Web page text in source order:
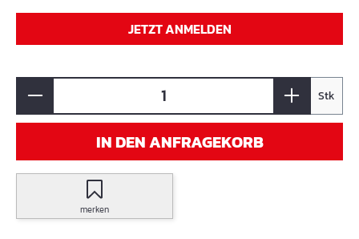
JETZT ANMELDEN
Stk
IN DEN ANFRAGEKORB
merken